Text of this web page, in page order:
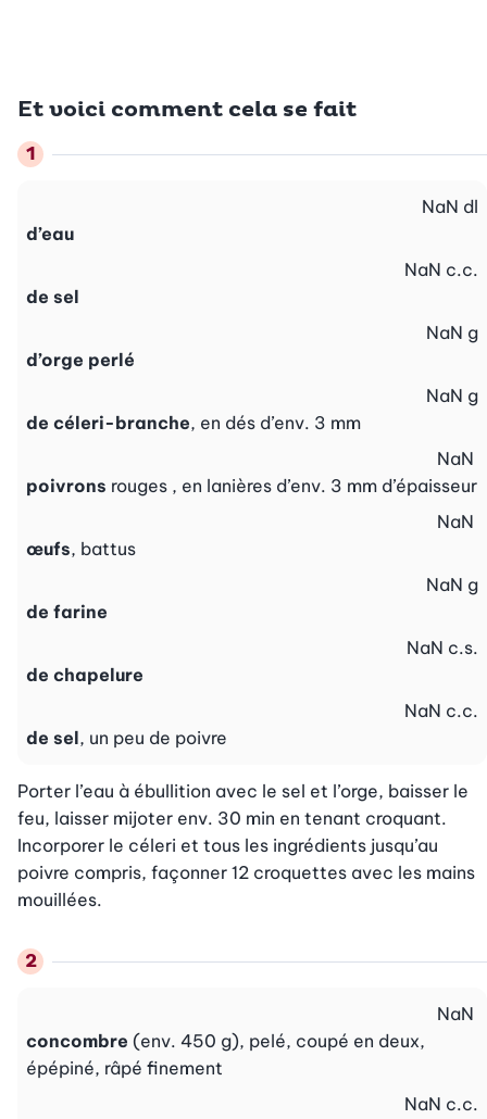
Et voici comment cela se fait
d’eau
NaN dl
de sel
NaN c.c.
d’orge perlé
NaN g
de céleri-branche, en dés d’env. 3 mm
NaN g
poivrons rouges , en lanières d’env. 3 mm d’épaisseur
NaN
œufs, battus
NaN
de farine
NaN g
de chapelure
NaN c.s.
de sel, un peu de poivre
NaN c.c.
Porter l’eau à ébullition avec le sel et l’orge, baisser le
feu, laisser mijoter env. 30 min en tenant croquant.
Incorporer le céleri et tous les ingrédients jusqu’au
poivre compris, façonner 12 croquettes avec les mains
mouillées.
concombre (env. 450 g), pelé, coupé en deux,
épépiné, râpé finement
NaN
NaN c.c.